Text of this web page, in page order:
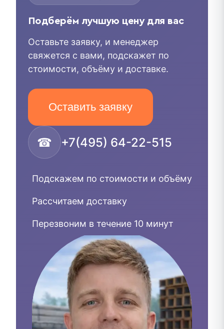
Подберём лучшую цену для вас
Оставьте заявку, и менеджер
свяжется с вами, подскажет по
стоимости, объёму и доставке.
Оставить заявку
☎ +7(495) 64-22-515
Подскажем по стоимости и объёму
Рассчитаем доставку
Перезвоним в течение 10 минут